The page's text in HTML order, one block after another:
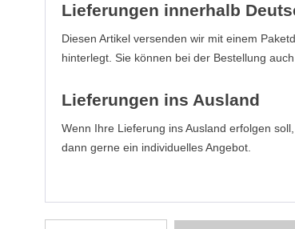
Lieferungen innerhalb
Diesen Artikel versenden wir mit einem
hinterlegt. Sie können bei der Bestellung
Lieferungen ins Ausland
Wenn Ihre Lieferung ins Ausland erfolgen
dann gerne ein individuelles Angebot.